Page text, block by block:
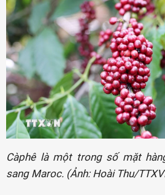
Càphê là một trong số mặt
sang Maroc. (Ảnh: Hoài Thu/